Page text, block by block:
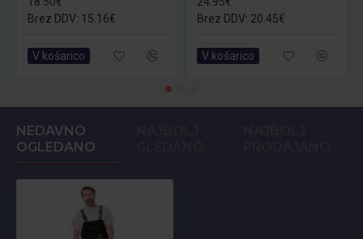
Brez DDV: 15.16€
V košarico
Brez DDV: 20.45€
V košarico
NEDAVNO
OGLEDANO